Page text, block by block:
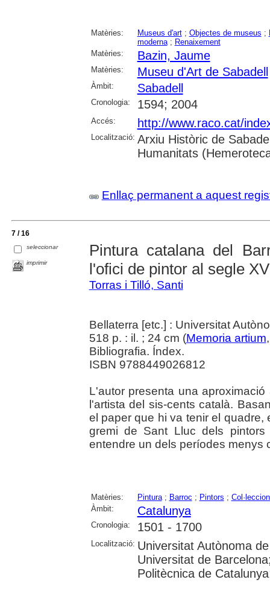
Matèries: Museus d'art; Objectes de museus ;
moderna; Renaixement
Matèries:
Bazin, Jaume
Matèries: Museu d'Art de Sabadell
Àmbit: Sabadell
Cronologia: 1594; 2004
Accés: http://www.raco.cat/
Localització: Arxiu Històric de
Humanitats
Enllaç permanent a aquest
7 / 16
seleccionar
imprimir
Pintura catalana del
l'ofici de pintor al segle
Torras i Tilló, Santi
Bellaterra [etc.] : Universitat
518 p. : il. ; 24 cm (Memoria artium
Bibliografia. Índex.
ISBN 9788449026812
L'autor presenta una
l'artista del sis-cents català.
el paper que hi va tenir el quadre,
gremi de Sant Lluc dels pintors
entendre un dels períodes menys
Matèries: Pintura; Barroc ; Pintors ;
Àmbit:
Catalunya
Cronologia: 1501 - 1700
Localització: Universitat Autònoma
Universitat de
Politècnica de